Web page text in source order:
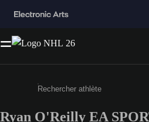
Saisissez au moins 3
Ryan O'Reilly EA